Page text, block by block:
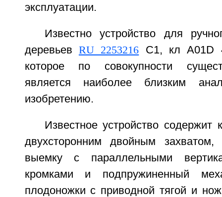
эксплуатации.
Известно устройство для
деревьев RU 2253216 С1, кл A01D
которое по совокупности
является наиболее близким
изобретению.
Известное устройство содержит
двухсторонним двойным
выемку с параллельными
кромками и подпружиненный
плодоножки с приводной тягой и